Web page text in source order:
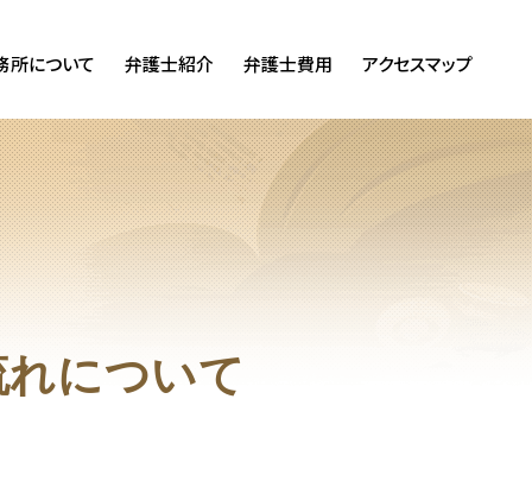
所について 弁護士紹介 弁護士費用 アクセスマップ
について